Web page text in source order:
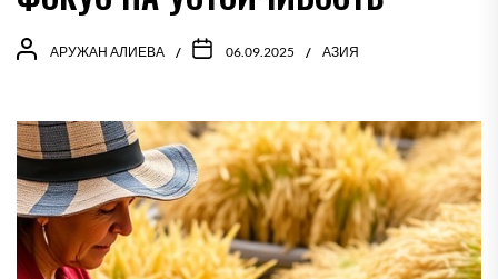
АРУЖАН АЛИЕВА 06.09.2025 АЗИЯ